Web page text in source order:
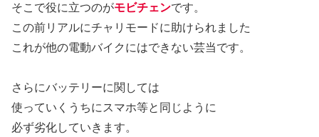
そこで役に立つのがモビチェンです。
この前リアルにチャリモードに助けられました
これが他の電動バイクにはできない芸当です。
さらにバッテリーに関しては
使っていくうちにスマホ等と同じように
必ず劣化していきます。